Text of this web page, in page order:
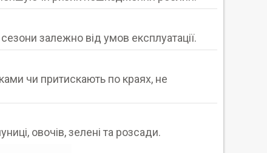
залежно від умов експлуатації.
чи притискають по краях, не
овочів, зелені та розсади.